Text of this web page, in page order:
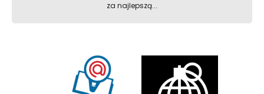
za najlepszą...